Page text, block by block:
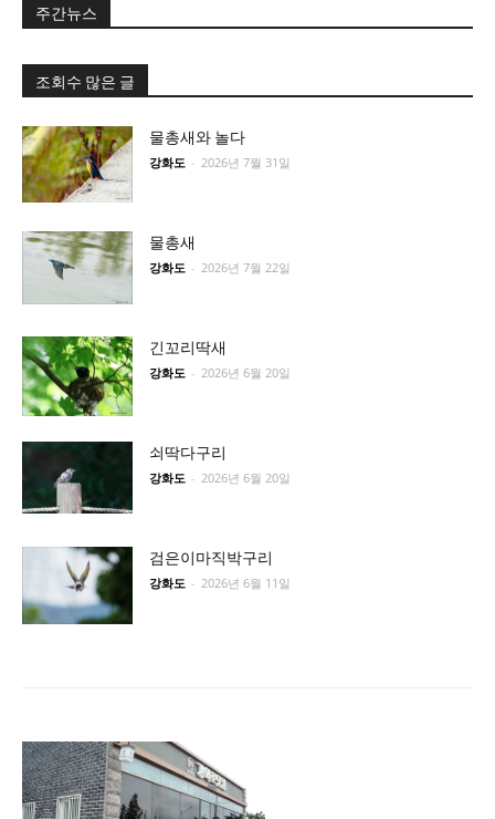
주간뉴스
조회수 많은 글
물총새와 놀다
강화도 - 2026년 7월 31일
물총새
강화도 - 2026년 7월 22일
긴꼬리딱새
강화도 - 2026년 6월 20일
쇠딱다구리
강화도 - 2026년 6월 20일
검은이마직박구리
강화도 - 2026년 6월 11일